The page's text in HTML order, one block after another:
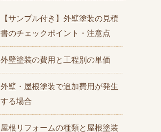
【サンプル付き】外壁塗装の見積
書のチェックポイント・注意点
外壁塗装の費用と工程別の単価
外壁・屋根塗装で追加費用が発生
する場合
屋根リフォームの種類と屋根塗装